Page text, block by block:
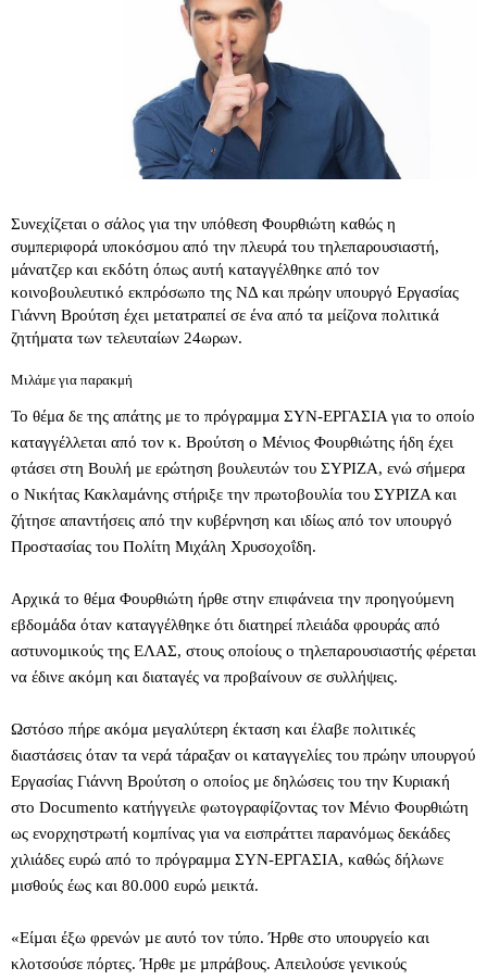
Συνεχίζεται ο σάλος για την υπόθεση Φουρθιώτη καθώς η
συμπεριφορά υποκόσμου από την πλευρά του τηλεπαρουσιαστή,
μάνατζερ και εκδότη όπως αυτή καταγγέλθηκε από τον
κοινοβουλευτικό εκπρόσωπο της ΝΔ και πρώην υπουργό Εργασίας
Γιάννη Βρούτση έχει μετατραπεί σε ένα από τα μείζονα πολιτικά
ζητήματα των τελευταίων 24ωρων.
Μιλάμε για παρακμή
Το θέμα δε της απάτης με το πρόγραμμα ΣΥΝ-ΕΡΓΑΣΙΑ για το οποίο
καταγγέλλεται από τον κ. Βρούτση ο Μένιος Φουρθιώτης ήδη έχει
φτάσει στη Βουλή με ερώτηση βουλευτών του ΣΥΡΙΖΑ, ενώ σήμερα
ο Νικήτας Κακλαμάνης στήριξε την πρωτοβουλία του ΣΥΡΙΖΑ και
ζήτησε απαντήσεις από την κυβέρνηση και ιδίως από τον υπουργό
Προστασίας του Πολίτη Μιχάλη Χρυσοχοΐδη.
Αρχικά το θέμα Φουρθιώτη ήρθε στην επιφάνεια την προηγούμενη
εβδομάδα όταν καταγγέλθηκε ότι διατηρεί πλειάδα φρουράς από
αστυνομικούς της ΕΛΑΣ, στους οποίους ο τηλεπαρουσιαστής φέρεται
να έδινε ακόμη και διαταγές να προβαίνουν σε συλλήψεις.
Ωστόσο πήρε ακόμα μεγαλύτερη έκταση και έλαβε πολιτικές
διαστάσεις όταν τα νερά τάραξαν οι καταγγελίες του πρώην υπουργού
Εργασίας Γιάννη Βρούτση ο οποίος με δηλώσεις του την Κυριακή
στο Documento κατήγγειλε φωτογραφίζοντας τον Μένιο Φουρθιώτη
ως ενορχηστρωτή κομπίνας για να εισπράττει παρανόμως δεκάδες
χιλιάδες ευρώ από το πρόγραμμα ΣΥΝ-ΕΡΓΑΣΙΑ, καθώς δήλωνε
μισθούς έως και 80.000 ευρώ μεικτά.
«Είµαι έξω φρενών µε αυτό τον τύπο. Ήρθε στο υπουργείο και
κλοτσούσε πόρτες. Ήρθε µε µπράβους. Απειλούσε γενικούς